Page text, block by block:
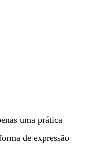
uma prática
de expressão